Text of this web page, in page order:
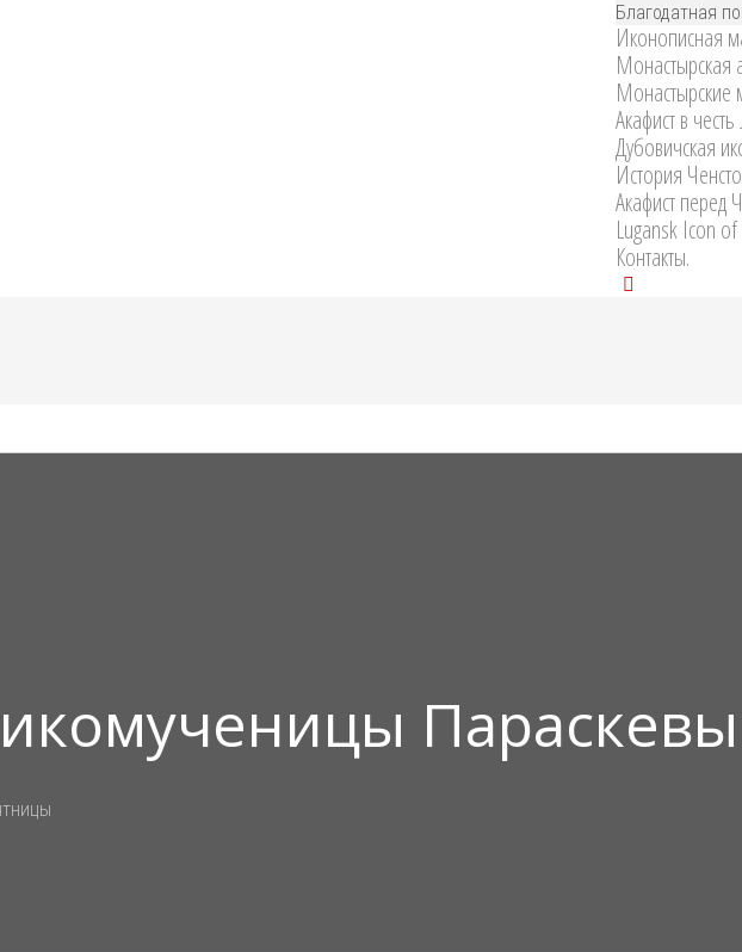
Благодатная
Иконописная
Монастырская
Монастырские
Акафист в
Дубовичская
История
Акафист перед
Lugansk Icon
Контакты.